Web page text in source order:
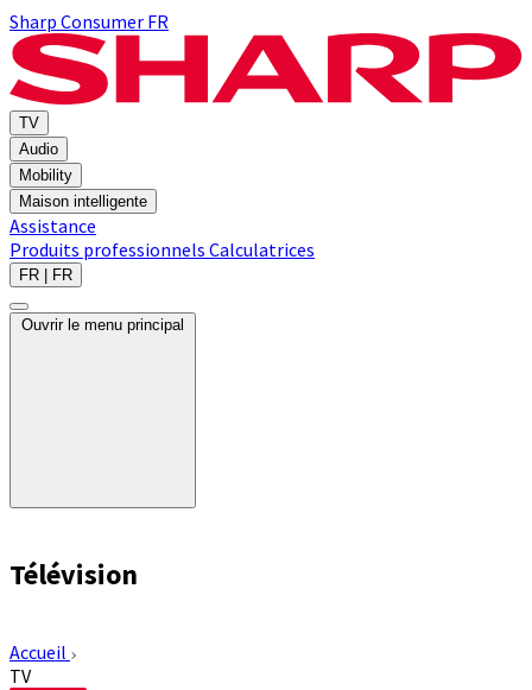
Sharp Consumer FR
TV
Audio
Mobility
Maison intelligente
Assistance
Produits professionnels Calculatrices
FR | FR
Ouvrir le menu principal
Télévision
Accueil
TV